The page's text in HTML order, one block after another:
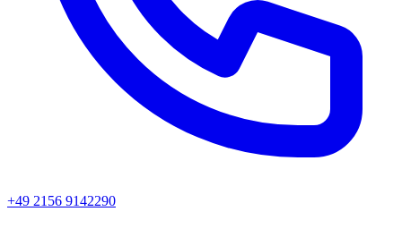
+49 2156 9142290